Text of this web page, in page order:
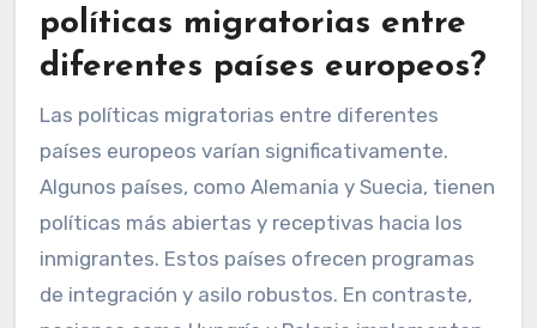
políticas migratorias entre
diferentes países europeos?
Las políticas migratorias entre diferentes
países europeos varían significativamente.
Algunos países, como Alemania y Suecia, tienen
políticas más abiertas y receptivas hacia los
inmigrantes. Estos países ofrecen programas
de integración y asilo robustos. En contraste,